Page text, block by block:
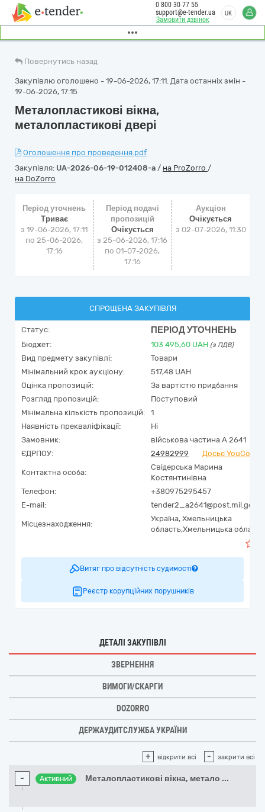
Замовити дзвінок
0 800 30 77 55
support@e-tender.ua
UK
Повернутись назад
Закупівлю оголошено - 19-06-2026, 17:11. Дата останніх змін -
19-06-2026, 17:15
Металопластикові вікна,
металопластикові двері
Оголошення про проведення.pdf
Закупівля: UA-2026-06-19-012408-a / на ProZorro /
на DoZorro
Період уточнень
Триває
з 19-06-2026, 17:11
по 25-06-2026,
17:16
Період подачі
пропозицій
Очікується
з 25-06-2026, 17:16
по 01-07-2026,
17:16
Аукціон
Очікується
з 02-07-2026, 11:30
СПРОЩЕНА ЗАКУПІВЛЯ
Статус: ПЕРІОД УТОЧНЕНЬ
Бюджет: 103 495,60 UAH (з ПДВ)
Вид предмету закупівлі:
Товари
Мінімальний крок аукціону:
517,48 UAH
Оцінка пропозицій:
За вартістю придбання
Розгляд пропозицій:
Поступовий
Мінімальна кількість пропозицій:
1
Наявність прекваліфікації:
Ні
Замовник:
військова частина А 2641
ЄДРПОУ:
24982999 Досьє
Контактна особа:
Свідерська Марина
Костянтинівна
Телефон:
+380975295457
E-mail:
Місцезнаходження:
Україна, Хмельницька
область,Хмельницька
Витяг про відсутність судимості
Реєстр корупційних порушників
ДЕТАЛІ ЗАКУПІВЛІ
ЗВЕРНЕННЯ
ВИМОГИ/СКАРГИ
DOZORRO
ДЕРЖАУДИТСЛУЖБА УКРАЇНИ
+ відкрити всі - закрити всі
- Активний Металопластикові вікна, метало ...